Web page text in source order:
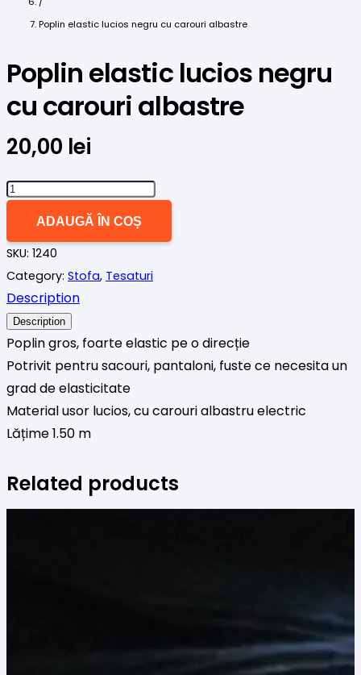
Poplin elastic lucios negru cu carouri albastre
Poplin elastic lucios negru
cu carouri albastre
20,00 lei
Cantitate
lucios
negru
cu
carouri
albastre
ADAUGĂ ÎN COȘ
SKU: 1240
Category: Stofa, Tesaturi
Description
Description
Poplin gros, foarte elastic pe o direcție
Potrivit pentru sacouri, pantaloni, fuste ce necesita un
grad de elasticitate
Material usor lucios, cu carouri albastru electric
Lățime 1.50 m
Related products